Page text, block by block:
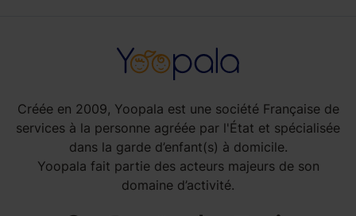
Créée en 2009, Yoopala est une société Française de
services à la personne agréée par l'État et spécialisée
dans la garde d’enfant(s) à domicile.
Yoopala fait partie des acteurs majeurs de son
domaine d’activité.